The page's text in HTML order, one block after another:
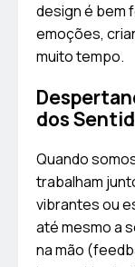
design é bem
emoções,
muito tempo.
dos
Quando
trabalham
vibrantes ou
até mesmo a
na mão